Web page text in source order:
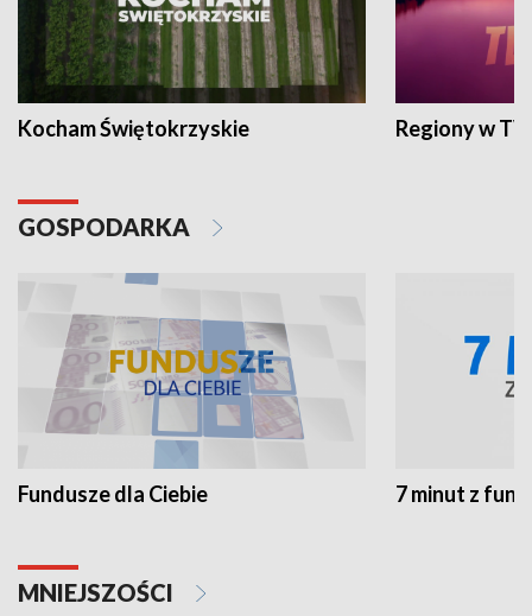
Kocham Świętokrzyskie Regiony w
GOSPODARKA
Fundusze dla Ciebie 7 minut z
MNIEJSZOŚCI